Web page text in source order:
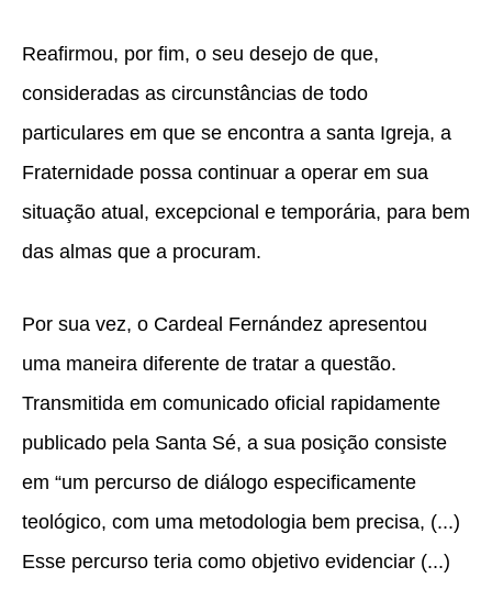
Reafirmou, por fim, o seu desejo de que,
consideradas as circunstâncias de todo
particulares em que se encontra a santa Igreja, a
Fraternidade possa continuar a operar em sua
situação atual, excepcional e temporária, para bem
das almas que a procuram.
Por sua vez, o Cardeal Fernández apresentou
uma maneira diferente de tratar a questão.
Transmitida em comunicado oficial rapidamente
publicado pela Santa Sé, a sua posição consiste
em “um percurso de diálogo especificamente
teológico, com uma metodologia bem precisa, (...)
Esse percurso teria como objetivo evidenciar (...)